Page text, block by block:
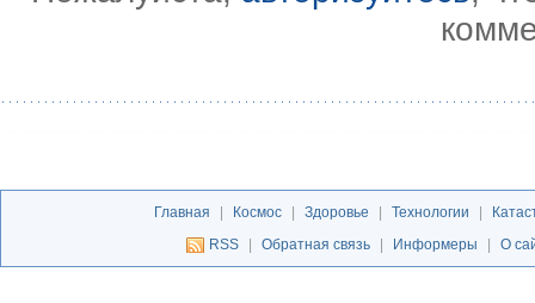
Главная | Космос | Здоровье | Технологии |
RSS
| Обратная связь | Информеры | О